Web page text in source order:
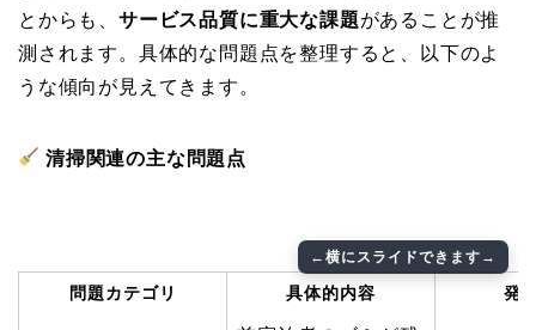
とからも、 サービス品質に重大な課題があることが推
測されます。具体的な問題点を整理すると、以下のよ
うな傾向が見えてきます。
清掃関連の主な問題点
問題カテゴリ 具体的内容 発